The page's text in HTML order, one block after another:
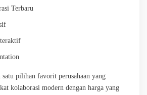
Terbaru
pilihan favorit perusahaan yang
kolaborasi modern dengan harga yang